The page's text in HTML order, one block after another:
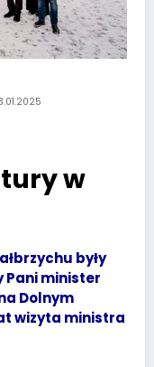
w
były
minister
Dolnym
wizyta ministra